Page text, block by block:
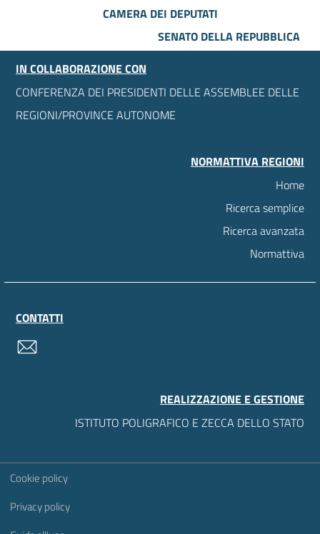
CAMERA DEI DEPUTATI
SENATO DELLA REPUBBLICA
IN COLLABORAZIONE CON
CONFERENZA DEI PRESIDENTI DELLE ASSEMBLEE DELLE
REGIONI/PROVINCE AUTONOME
NORMATTIVA REGIONI
Home
Ricerca semplice
Ricerca avanzata
Normattiva
CONTATTI
REALIZZAZIONE E GESTIONE
ISTITUTO POLIGRAFICO E ZECCA DELLO STATO
Sezione Link Utili
Cookie policy
Privacy policy